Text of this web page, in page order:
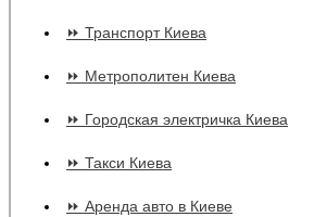
⏩ Транспорт Киева
⏩ Метрополитен Киева
⏩ Городская электричка Киева
⏩ Такси Киева
⏩ Аренда авто в Киеве